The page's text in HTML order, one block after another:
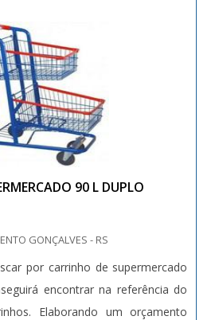
90 L DUPLO
GONÇALVES - RS
por carrinho de supermercado
encontrar na referência do
Elaborando um orçamento